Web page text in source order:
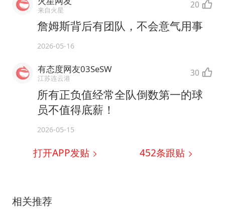
来自火星 20
詹姆斯背后有团队，不会意气用事
2026-05-16
有态度网友03SeSW
江苏连云港 30
所有正负值经常全队倒数第一的球
员不值得底薪！
2026-05-15
打开APP发贴 452条跟贴
相关推荐